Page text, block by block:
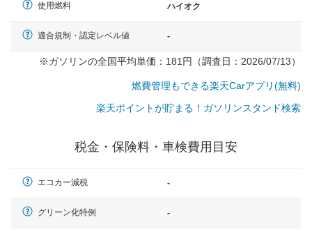
使用燃料 ハイオク
適合規制・認定レベル値 -
※ガソリンの全国平均単価：181円（調査日：2026/07/13）
燃費管理もできる楽天Carアプリ(無料)
楽天ポイントが貯まる！ガソリンスタンド検索
税金・保険料・車検費用目安
エコカー減税 -
グリーン化特例 -